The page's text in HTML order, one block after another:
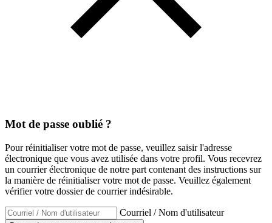
Mot de passe oublié ?
Pour réinitialiser votre mot de passe, veuillez saisir l'adresse
électronique que vous avez utilisée dans votre profil. Vous recevrez
un courrier électronique de notre part contenant des instructions sur
la manière de réinitialiser votre mot de passe. Veuillez également
vérifier votre dossier de courrier indésirable.
Courriel / Nom d'utilisateur